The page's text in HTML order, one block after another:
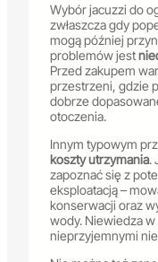
Wybór jacuzzi do
zwłaszcza gdy
mogą później
problemów jest
Przed zakupem
przestrzeni, gdzie
dobrze
otoczenia.
Innym typowym
koszty utrzymania.
zapoznać się z
eksploatacją –
konserwacji oraz
wody. Niewiedza
nieprzyjemnymi